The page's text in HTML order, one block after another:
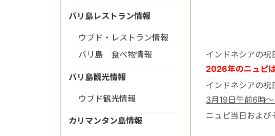
インドネシアの祝
2026年のニュピ
インドネシアの祝
3月19日午前6時
ニュピ当日および
バリ島レストラン情報
ウブド・レストラン情報
バリ島 食べ物情報
バリ島観光情報
ウブド観光情報
カリマンタン島情報